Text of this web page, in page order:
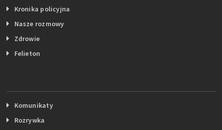
Kronika policyjna
Nasze rozmowy
Zdrowie
Felieton
Komunikaty
Rozrywka